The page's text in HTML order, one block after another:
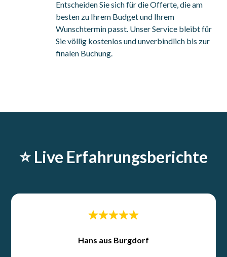
Entscheiden Sie sich für die Offerte, die am
besten zu Ihrem Budget und Ihrem
Wunschtermin passt. Unser Service bleibt für
Sie völlig kostenlos und unverbindlich bis zur
finalen Buchung.
⭐️ Live Erfahrungsberichte